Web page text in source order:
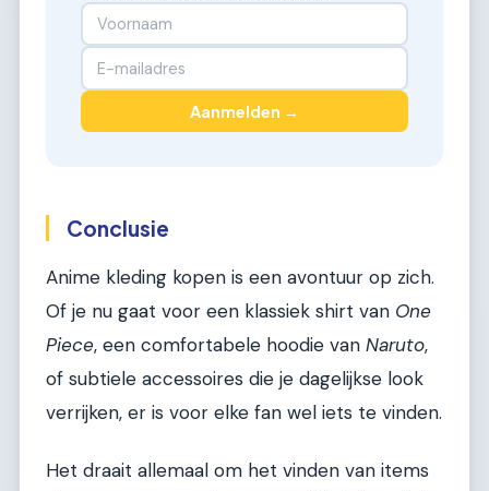
Aanmelden →
Conclusie
Anime kleding kopen is een avontuur op zich.
Of je nu gaat voor een klassiek shirt van One
Piece, een comfortabele hoodie van Naruto,
of subtiele accessoires die je dagelijkse look
verrijken, er is voor elke fan wel iets te vinden.
Het draait allemaal om het vinden van items